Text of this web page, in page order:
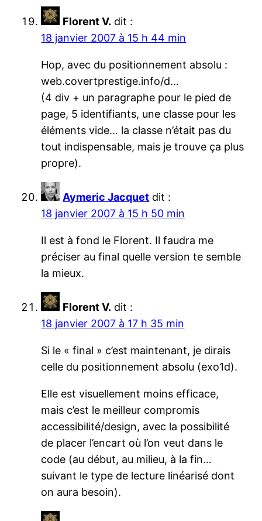
Florent V. dit :
18 janvier 2007 à 15 h 44 min
Hop, avec du positionnement absolu :
web.covertprestige.info/d…
(4 div + un paragraphe pour le pied de
page, 5 identifiants, une classe pour les
éléments vide… la classe n’était pas du
tout indispensable, mais je trouve ça plus
propre).
Aymeric Jacquet dit :
18 janvier 2007 à 15 h 50 min
Il est à fond le Florent. Il faudra me
préciser au final quelle version te semble
la mieux.
Florent V. dit :
18 janvier 2007 à 17 h 35 min
Si le « final » c’est maintenant, je dirais
celle du positionnement absolu (exo1d).
Elle est visuellement moins efficace,
mais c’est le meilleur compromis
accessibilité/design, avec la possibilité
de placer l’encart où l’on veut dans le
code (au début, au milieu, à la fin…
suivant le type de lecture linéarisé dont
on aura besoin).